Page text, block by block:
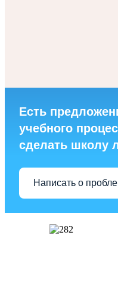
Есть
учебного
сделать школу
Написать о